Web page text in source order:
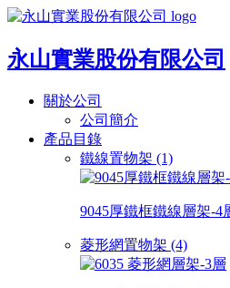
永山實業股份有限公司
關於公司
公司簡介
產品目錄
鐵線置物架 (1)
9045厚鐵框鐵線層架-4
菱形網置物架 (4)